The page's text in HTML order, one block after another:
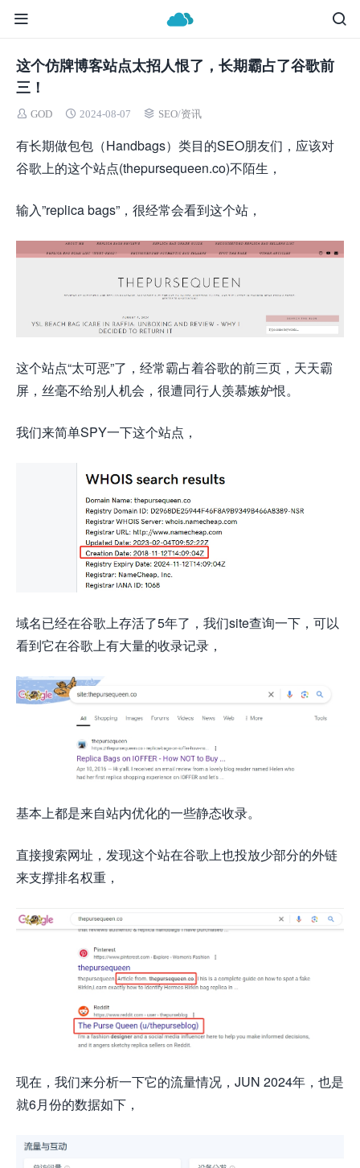
这个仿牌博客站点太招人恨了，长期霸占了谷歌前
三！
GOD 2024-08-07 SEO/资讯
有长期做包包（Handbags）类目的SEO朋友们，应该对
谷歌上的这个站点(thepursequeen.co)不陌生，
输入”replica bags”，很经常会看到这个站，
这个站点“太可恶”了，经常霸占着谷歌的前三页，天天霸
屏，丝毫不给别人机会，很遭同行人羡慕嫉妒恨。
我们来简单SPY一下这个站点，
域名已经在谷歌上存活了5年了，我们site查询一下，可以
看到它在谷歌上有大量的收录记录，
基本上都是来自站内优化的一些静态收录。
直接搜索网址，发现这个站在谷歌上也投放少部分的外链
来支撑排名权重，
现在，我们来分析一下它的流量情况，JUN 2024年，也是
就6月份的数据如下，